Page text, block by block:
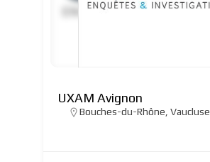
UXAM Avignon
Bouches-du-Rhône Vaucluse